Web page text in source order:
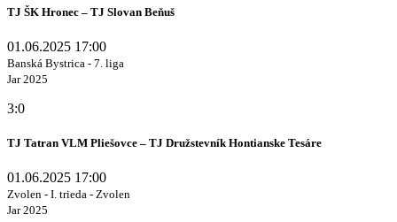
TJ ŠK Hronec – TJ Slovan Beňuš
01.06.2025 17:00
Banská Bystrica - 7. liga
Jar 2025
3:0
TJ Tatran VLM Pliešovce – TJ Družstevník Hontianske Tesáre
01.06.2025 17:00
Zvolen - I. trieda - Zvolen
Jar 2025